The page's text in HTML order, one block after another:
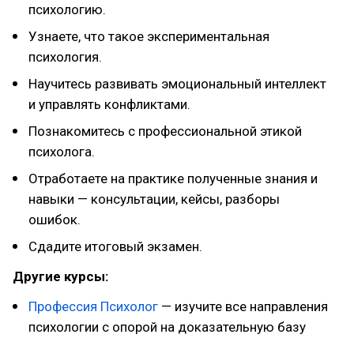
психологию.
Узнаете, что такое экспериментальная
психология.
Научитесь развивать эмоциональный интеллект
и управлять конфликтами.
Познакомитесь с профессиональной этикой
психолога.
Отработаете на практике полученные знания и
навыки — консультации, кейсы, разборы
ошибок.
Сдадите итоговый экзамен.
Другие курсы:
Профессия Психолог — изучите все направления
психологии с опорой на доказательную базу